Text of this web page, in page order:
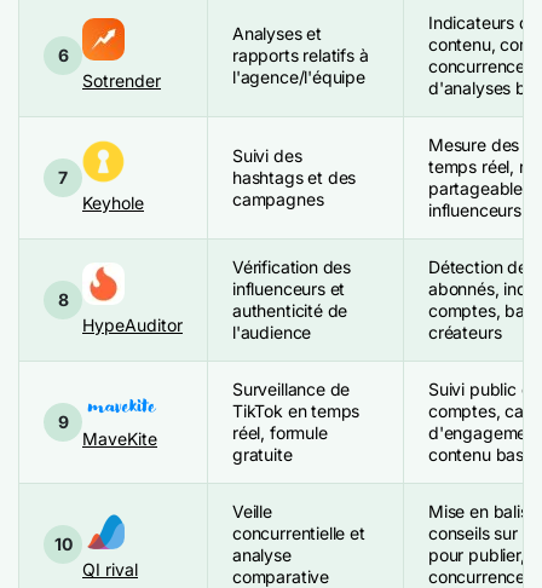
6
Sotrender
Analyses et
rapports relatifs à
l'agence/l'équipe
Indicateurs
contenu,
concurrence,
d'analyses
7
Keyhole
Suivi des
hashtags et des
campagnes
Mesure des
temps réel,
partageables,
influenceurs
8
HypeAuditor
Vérification des
influenceurs et
authenticité de
l'audience
Détection
abonnés,
comptes,
créateurs
9
MaveKite
Surveillance de
TikTok en temps
réel, formule
gratuite
Suivi public
comptes,
contenu
10
QI rival
Veille
concurrentielle et
analyse
comparative
Mise en
conseils sur
pour publier,
concurrence